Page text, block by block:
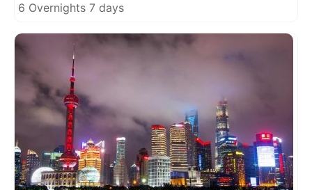
6 Overnights 7 days